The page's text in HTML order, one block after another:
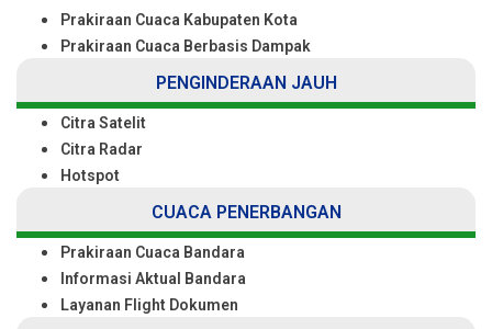
Prakiraan Cuaca Kabupaten Kota
Prakiraan Cuaca Berbasis Dampak
PENGINDERAAN JAUH
Citra Satelit
Citra Radar
Hotspot
CUACA PENERBANGAN
Prakiraan Cuaca Bandara
Informasi Aktual Bandara
Layanan Flight Dokumen